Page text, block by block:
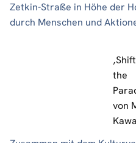
Zetkin-Straße in Höhe der
durch Menschen und
the
von